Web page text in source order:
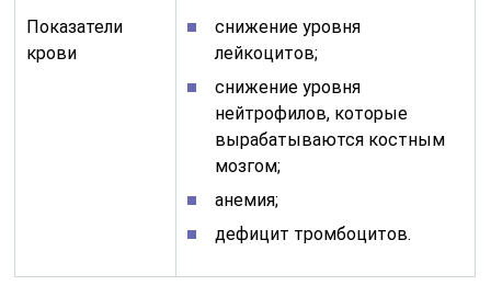
Показатели
крови
снижение уровня
лейкоцитов;
снижение уровня
нейтрофилов, которые
вырабатываются костным
мозгом;
анемия;
дефицит тромбоцитов.